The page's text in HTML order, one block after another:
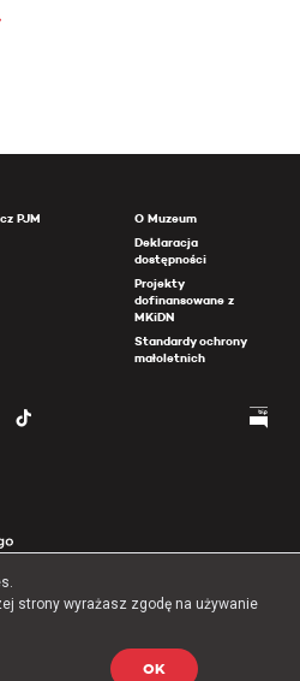
PJM
O Muzeum
Deklaracja
dostępności
Projekty
dofinansowane z
MKiDN
Standardy ochrony
małoletnich
Powstania Warszawskiego
strony wyrażasz zgodę na używanie
OK